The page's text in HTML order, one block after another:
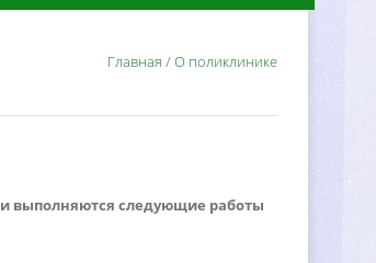
Главная /О поликлинике
выполняются следующие работы